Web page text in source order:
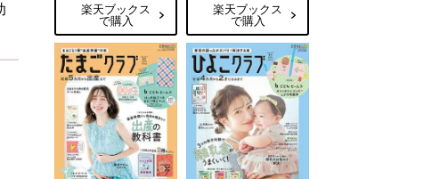
楽天ブックス
で購入
楽天ブックス
で購入